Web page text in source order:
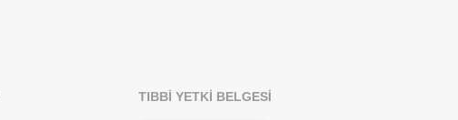
TIBBİ YETKİ BELGESİ